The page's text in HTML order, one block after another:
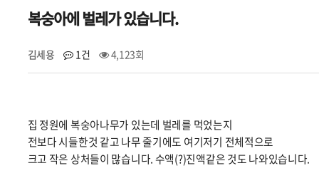
복숭아에 벌레가 있습니다.
김세용 1건 4,123회
집 정원에 복숭아나무가 있는데 벌레를 먹었는지
전보다 시들한것 같고 나무 줄기에도 여기저기 전체적으로
크고 작은 상처들이 많습니다. 수액(?)진액같은 것도 나와있습니다.